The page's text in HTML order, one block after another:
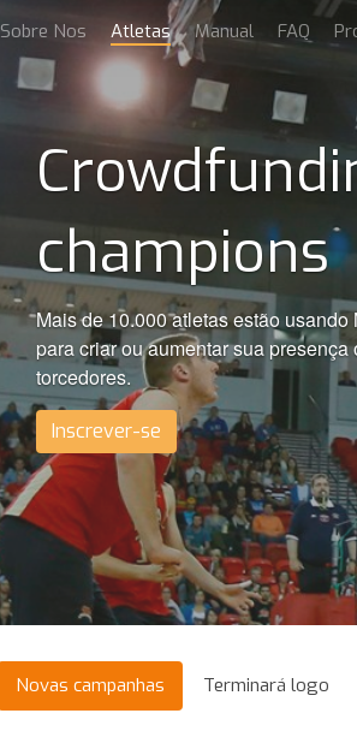
Sobre Nos Atletas Manual FAQ
champions
Mais de 10.000 atletas estão usando
para criar ou aumentar sua
torcedores.
Inscrever-se
Novas campanhas Terminará logo